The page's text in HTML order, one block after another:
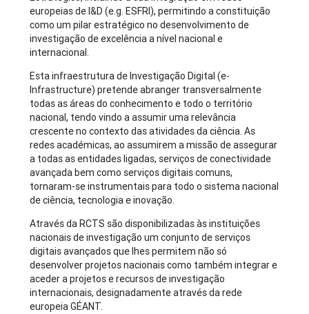
europeias de I&D (e.g. ESFRI), permitindo a constituição
como um pilar estratégico no desenvolvimento de
investigação de excelência a nível nacional e
internacional.
Esta infraestrutura de Investigação Digital (e-
Infrastructure) pretende abranger transversalmente
todas as áreas do conhecimento e todo o território
nacional, tendo vindo a assumir uma relevância
crescente no contexto das atividades da ciência. As
redes académicas, ao assumirem a missão de assegurar
a todas as entidades ligadas, serviços de conectividade
avançada bem como serviços digitais comuns,
tornaram-se instrumentais para todo o sistema nacional
de ciência, tecnologia e inovação.
Através da RCTS são disponibilizadas às instituições
nacionais de investigação um conjunto de serviços
digitais avançados que lhes permitem não só
desenvolver projetos nacionais como também integrar e
aceder a projetos e recursos de investigação
internacionais, designadamente através da rede
europeia GÉANT.